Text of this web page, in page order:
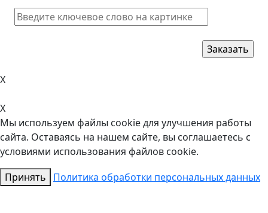
X
X
Мы используем файлы cookie для улучшения работы
сайта. Оставаясь на нашем сайте, вы соглашаетесь с
условиями использования файлов cookie.
Принять
Политика обработки персональных данных